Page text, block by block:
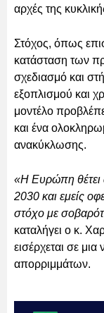
αρχές της
Στόχος, όπως
κατάσταση των
σχεδιασμό και
εξοπλισμού και
μοντέλο
και ένα
ανακύκλωσης.
«Η Ευρώπη
2030 και εμείς
στόχο με
καταλήγει ο κ.
εισέρχεται σε
απορριμμάτων.